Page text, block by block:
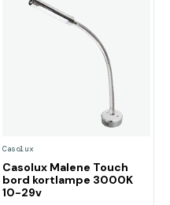
Casolux
Casolux Malene Touch
bord kortlampe 3000K
10-29v